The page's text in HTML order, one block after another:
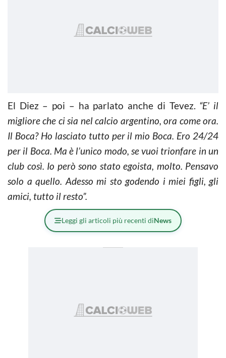
El Diez – poi – ha parlato anche di Tevez. “E’ il
migliore che ci sia nel calcio argentino, ora come ora.
Il Boca? Ho lasciato tutto per il mio Boca. Ero 24/24
per il Boca. Ma è l’unico modo, se vuoi trionfare in un
club così. Io però sono stato egoista, molto. Pensavo
solo a quello. Adesso mi sto godendo i miei figli, gli
amici, tutto il resto”.
Leggi gli articoli più recenti diNews